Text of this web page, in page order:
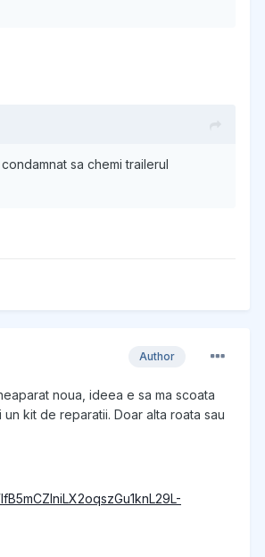
sa chemi trailerul
Author
noua, ideea e sa ma scoata
kit de reparatii. Doar alta roata sau